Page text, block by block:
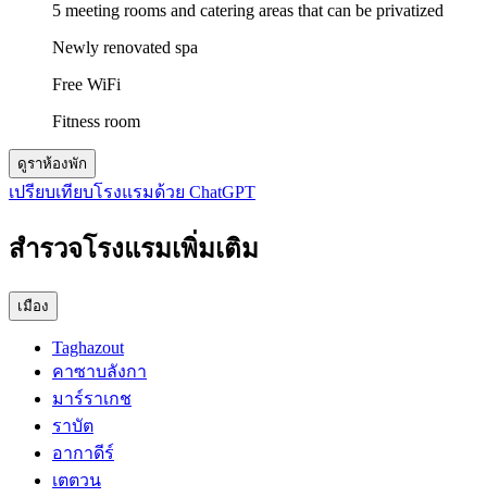
5 meeting rooms and catering areas that can be privatized
Newly renovated spa
Free WiFi
Fitness room
ดูราห้องพัก
เปรียบเทียบโรงแรมด้วย ChatGPT
สำรวจโรงแรมเพิ่มเติม
เมือง
Taghazout
คาซาบลังกา
มาร์ราเกช
ราบัต
อากาดีร์
เตตวน